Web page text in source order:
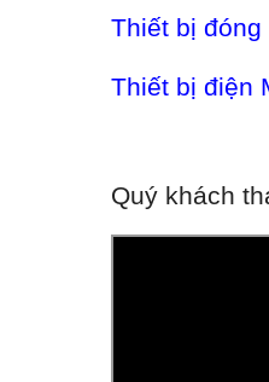
Thiết bị đóng
Thiết bị điện
Quý khách